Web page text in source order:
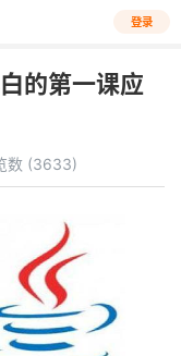
登录
的第一课应
数 (3633)